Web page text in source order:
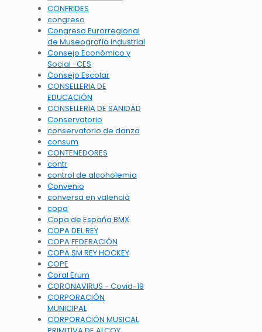
CONFRIDES
congreso
Congreso Eurorregional
de Museografía Industrial
Consejo Económico y
Social -CES
Consejo Escolar
CONSELLERIA DE
EDUCACIÓN
CONSELLERIA DE SANIDAD
Conservatorio
conservatorio de danza
consum
CONTENEDORES
contr
control de alcoholemia
Convenio
conversa en valencià
copa
Copa de España BMX
COPA DEL REY
COPA FEDERACIÓN
COPA SM REY HOCKEY
COPE
Coral Erum
CORONAVIRUS - Covid-19
CORPORACIÓN
MUNICIPAL
CORPORACIÓN MUSICAL